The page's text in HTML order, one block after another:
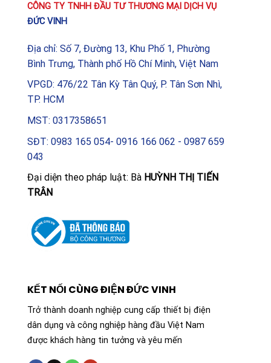
CÔNG TY TNHH ĐẦU TƯ THƯƠNG MẠI DỊCH VỤ
ĐỨC VINH
Địa chỉ: Số 7, Đường 13, Khu Phố 1, Phường
Bình Trưng, Thành phố Hồ Chí Minh, Việt Nam
VPGD: 476/22 Tân Kỳ Tân Quý, P. Tân Sơn Nhì,
TP. HCM
MST: 0317358651
SĐT: 0983 165 054- 0916 166 062 - 0987 659
043
Đại diện theo pháp luật: Bà HUỲNH THỊ TIẾN
TRÂN
KẾT NỐI CÙNG ĐIỆN ĐỨC VINH
Trở thành doanh nghiệp cung cấp thiết bị điện
dân dụng và công nghiệp hàng đầu Việt Nam
được khách hàng tin tưởng và yêu mến